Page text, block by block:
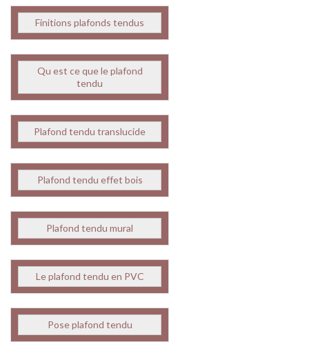
Finitions plafonds tendus
Qu est ce que le plafond
tendu
Plafond tendu translucide
Plafond tendu effet bois
Plafond tendu mural
Le plafond tendu en PVC
Pose plafond tendu